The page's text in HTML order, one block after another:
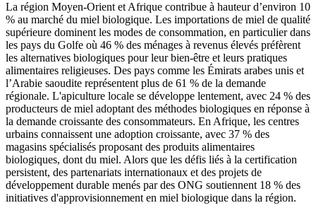
La région Moyen-Orient et Afrique contribue à hauteur d’environ 10
% au marché du miel biologique. Les importations de miel de qualité
supérieure dominent les modes de consommation, en particulier dans
les pays du Golfe où 46 % des ménages à revenus élevés préfèrent
les alternatives biologiques pour leur bien-être et leurs pratiques
alimentaires religieuses. Des pays comme les Émirats arabes unis et
l’Arabie saoudite représentent plus de 61 % de la demande
régionale. L'apiculture locale se développe lentement, avec 24 % des
producteurs de miel adoptant des méthodes biologiques en réponse à
la demande croissante des consommateurs. En Afrique, les centres
urbains connaissent une adoption croissante, avec 37 % des
magasins spécialisés proposant des produits alimentaires
biologiques, dont du miel. Alors que les défis liés à la certification
persistent, des partenariats internationaux et des projets de
développement durable menés par des ONG soutiennent 18 % des
initiatives d'approvisionnement en miel biologique dans la région.